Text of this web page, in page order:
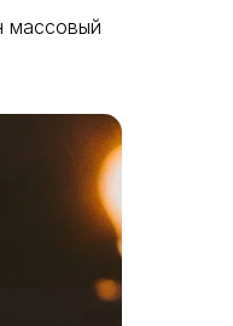
массовый